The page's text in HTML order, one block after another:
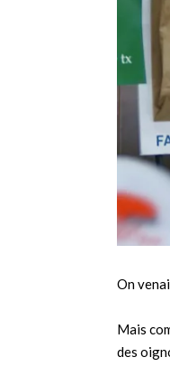
On
Mais
des